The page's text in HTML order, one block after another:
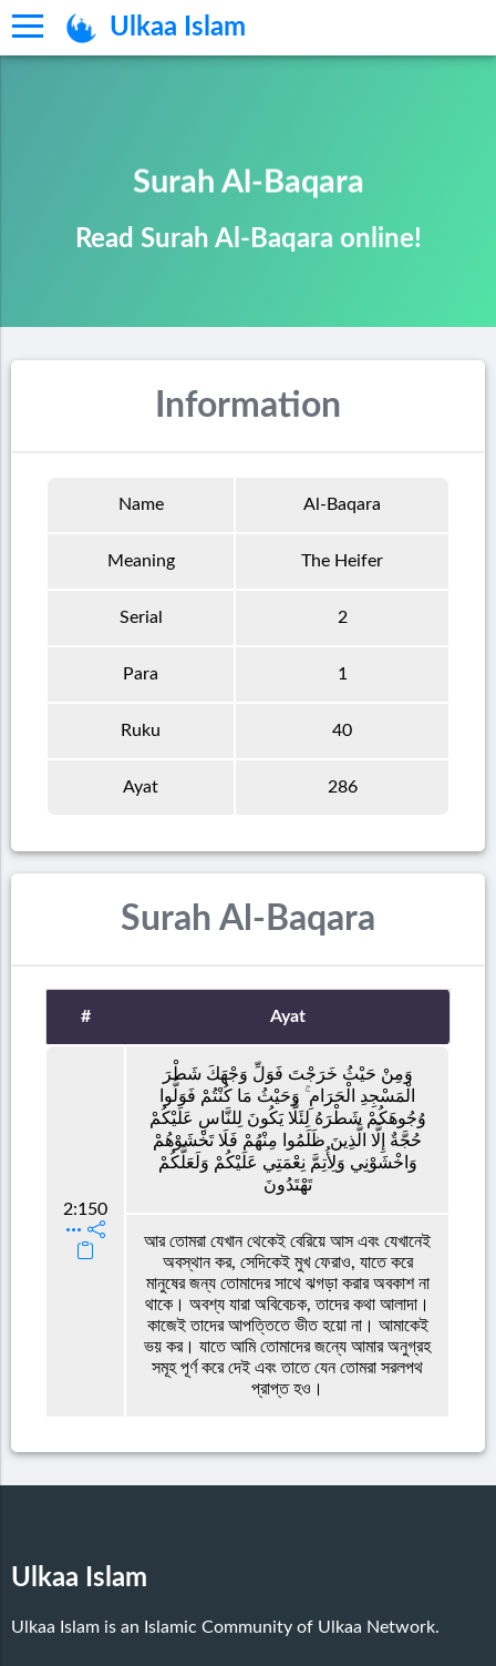
Ulkaa Islam
Surah Al-Baqara
Read Surah Al-Baqara online!
Information
Name Al-Baqara
Meaning The Heifer
Serial 2
Para 1
Ruku 40
Ayat 286
Surah Al-Baqara
# Ayat
2:150
وَمِنْ حَيْثُ خَرَجْتَ فَوَلِّ وَجْهَكَ شَطْرَ
الْمَسْجِدِ الْحَرَامِ ۚ وَحَيْثُ مَا كُنْتُمْ فَوَلُّوا
وُجُوهَكُمْ شَطْرَهُ لِئَلَّا يَكُونَ لِلنَّاسِ عَلَيْكُمْ
حُجَّةٌ إِلَّا الَّذِينَ ظَلَمُوا مِنْهُمْ فَلَا تَخْشَوْهُمْ
وَاخْشَوْنِي وَلِأُتِمَّ نِعْمَتِي عَلَيْكُمْ وَلَعَلَّكُمْ
تَهْتَدُونَ
আর তোমরা যেখান থেকেই বেরিয়ে আস এবং যেখানেই
অবস্থান কর, সেদিকেই মুখ ফেরাও, যাতে করে
মানুষের জন্য তোমাদের সাথে ঝগড়া করার অবকাশ না
থাকে। অবশ্য যারা অবিবেচক, তাদের কথা আলাদা।
কাজেই তাদের আপত্তিতে ভীত হয়ো না। আমাকেই
ভয় কর। যাতে আমি তোমাদের জন্যে আমার অনুগ্রহ
সমূহ পূর্ণ করে দেই এবং তাতে যেন তোমরা সরলপথ
প্রাপ্ত হও।
Ulkaa Islam
Ulkaa Islam is an Islamic Community of Ulkaa Network.